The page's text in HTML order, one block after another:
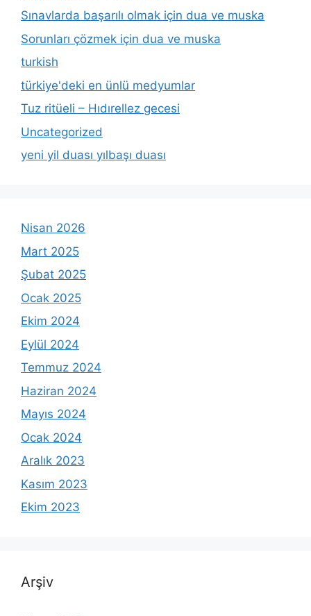
Sınavlarda başarılı olmak için dua ve muska
Sorunları çözmek için dua ve muska
turkish
türkiye'deki en ünlü medyumlar
Tuz ritüeli – Hıdırellez gecesi
Uncategorized
yeni yil duası yılbaşı duası
Nisan 2026
Mart 2025
Şubat 2025
Ocak 2025
Ekim 2024
Eylül 2024
Temmuz 2024
Haziran 2024
Mayıs 2024
Ocak 2024
Aralık 2023
Kasım 2023
Ekim 2023
Arşiv